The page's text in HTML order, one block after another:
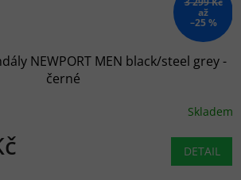
až
–25 %
NEWPORT MEN black/steel grey -
černé
Skladem
DETAIL